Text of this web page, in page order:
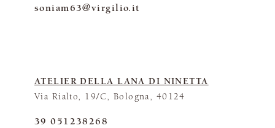
soniam63@virgilio.it
ATELIER DELLA LANA DI NINETTA
Via Rialto, 19/C, Bologna, 40124
39 051238268